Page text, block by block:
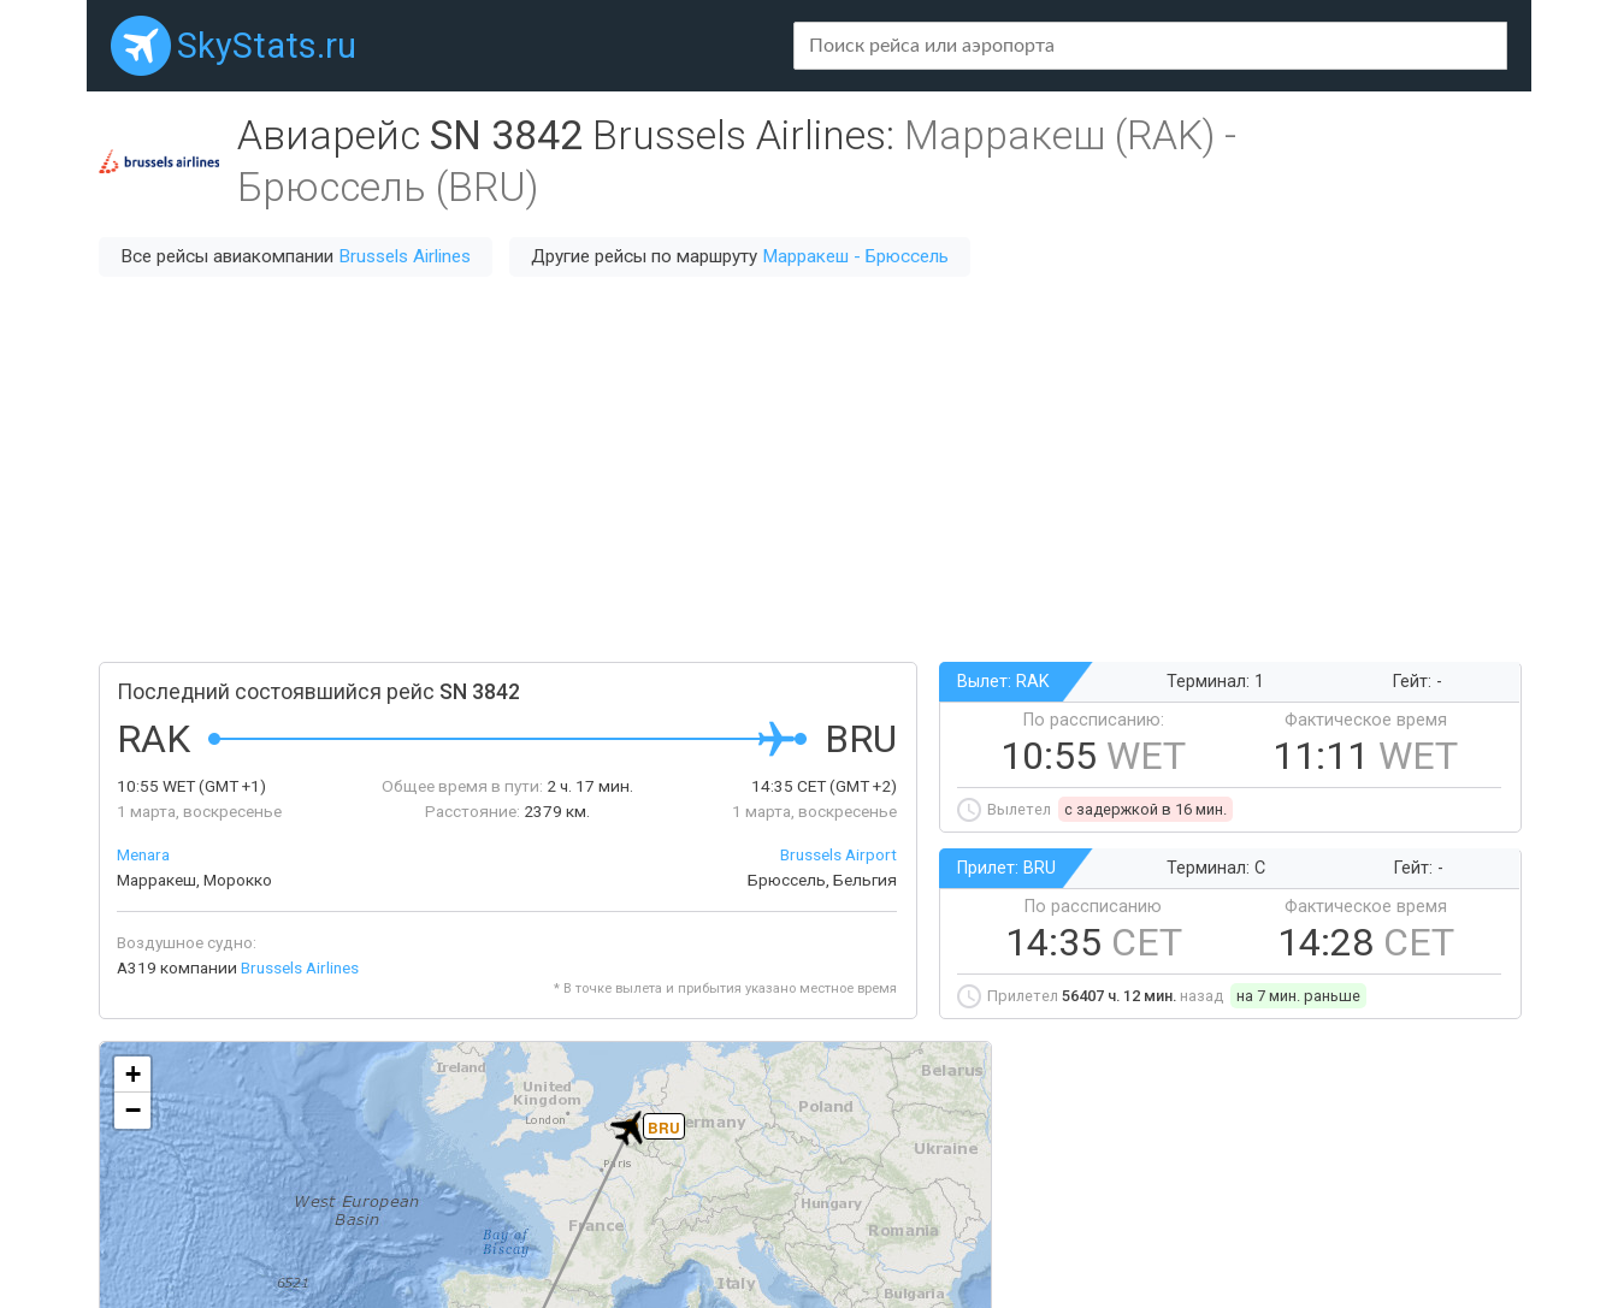
SkyStats.ru
Авиарейс SN 3842 Brussels Airlines: Марракеш (RAK) -
Брюссель (BRU)
Все рейсы авиакомпании Brussels Airlines Другие рейсы по маршруту Марракеш - Брюссель
Последний состоявшийся рейс SN 3842
RAK BRU
10:55 WET(GMT +1)
1 марта, воскресенье
Общее время в пути: 2 ч. 17 мин.
Расстояние: 2379 км.
14:35 CET(GMT +2)
1 марта, воскресенье
Menara
Марракеш, Морокко
Brussels Airport
Брюссель, Бельгия
Воздушное судно:
A319 компании Brussels Airlines
* В точке вылета и прибытия указано местное время
Вылет: RAK Терминал: 1
Гейт: -
По рассписанию:
10:55 WET
Фактическое время
11:11 WET
Вылетел c задержкой в 16 мин.
Прилет: BRU Терминал: C
Гейт: -
По рассписанию
14:35 CET
Фактическое время
14:28 CET
Прилетел 56407 ч. 12 мин. назад на 7 мин. раньше
BRU
+
−